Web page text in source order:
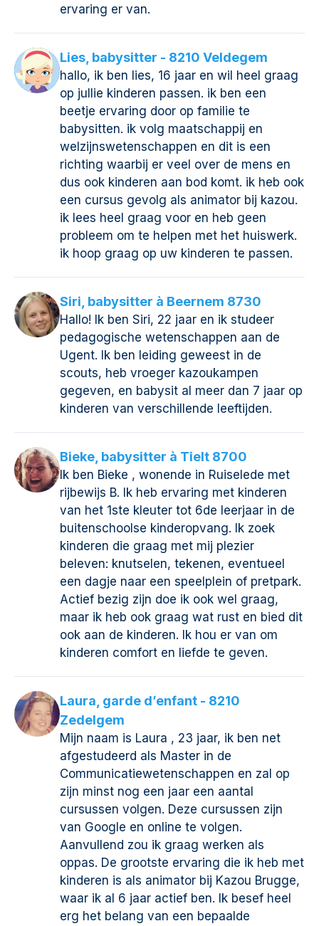
ervaring er van.
Lies, babysitter - 8210 Veldegem
hallo, ik ben lies, 16 jaar en wil heel graag
op jullie kinderen passen. ik ben een
beetje ervaring door op familie te
babysitten. ik volg maatschappij en
welzijnswetenschappen en dit is een
richting waarbij er veel over de mens en
dus ook kinderen aan bod komt. ik heb ook
een cursus gevolg als animator bij kazou.
ik lees heel graag voor en heb geen
probleem om te helpen met het huiswerk.
ik hoop graag op uw kinderen te passen.
Siri, babysitter à Beernem 8730
Hallo! Ik ben Siri, 22 jaar en ik studeer
pedagogische wetenschappen aan de
Ugent. Ik ben leiding geweest in de
scouts, heb vroeger kazoukampen
gegeven, en babysit al meer dan 7 jaar op
kinderen van verschillende leeftijden.
Bieke, babysitter à Tielt 8700
Ik ben Bieke , wonende in Ruiselede met
rijbewijs B. Ik heb ervaring met kinderen
van het 1ste kleuter tot 6de leerjaar in de
buitenschoolse kinderopvang. Ik zoek
kinderen die graag met mij plezier
beleven: knutselen, tekenen, eventueel
een dagje naar een speelplein of pretpark.
Actief bezig zijn doe ik ook wel graag,
maar ik heb ook graag wat rust en bied dit
ook aan de kinderen. Ik hou er van om
kinderen comfort en liefde te geven.
Laura, garde d’enfant - 8210
Zedelgem
Mijn naam is Laura , 23 jaar, ik ben net
afgestudeerd als Master in de
Communicatiewetenschappen en zal op
zijn minst nog een jaar een aantal
cursussen volgen. Deze cursussen zijn
van Google en online te volgen.
Aanvullend zou ik graag werken als
oppas. De grootste ervaring die ik heb met
kinderen is als animator bij Kazou Brugge,
waar ik al 6 jaar actief ben. Ik besef heel
erg het belang van een bepaalde